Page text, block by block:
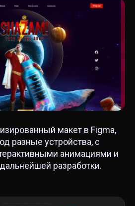
макет в Figma,
разные устройства, с
анимациями и
разработки.